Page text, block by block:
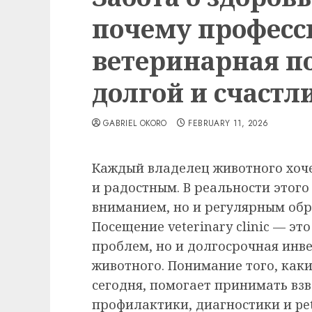
почему
ветеринарная
долгой и
GABRIEL OKORO FEBRUARY 11, 2026
Каждый владелец животного
и радостным. В реальности
вниманием, но и регулярным
Посещение veterinary clinic —
проблем, но и долгосрочная
животного. Понимание того,
сегодня, помогает принимать
профилактики, диагностики и